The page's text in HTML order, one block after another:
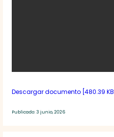
Descargar documento [480.39 KB]
Publicado: 3 junio, 2026